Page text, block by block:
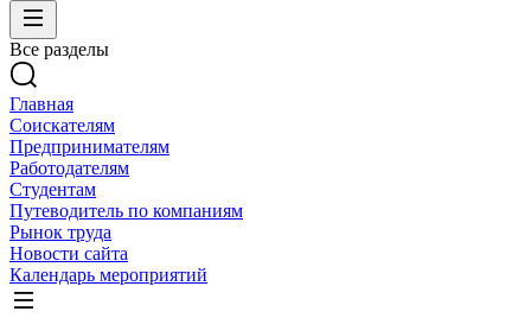
Все разделы
Главная
Соискателям
Предпринимателям
Работодателям
Студентам
Путеводитель по компаниям
Рынок труда
Новости сайта
Календарь мероприятий